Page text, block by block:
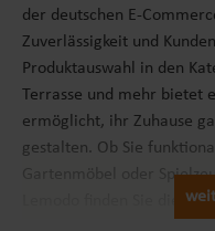
der deutschen E-
Zuverlässigkeit und
Produktauswahl in den
Terrasse und mehr bietet
ermöglicht, ihr Zuhause
gestalten. Ob Sie
Gartenmöbel oder
Lemodo finden Sie die